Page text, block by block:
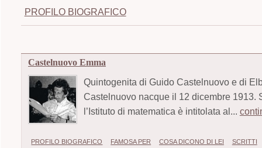
PROFILO BIOGRAFICO
Castelnuovo Emma
Quintogenita di Guido Castelnuovo e di
Castelnuovo nacque il 12 dicembre 1913.
l’Istituto di matematica è intitolata al...
PROFILO BIOGRAFICO FAMOSA PER COSA DICONO DI LEI SCRITTI